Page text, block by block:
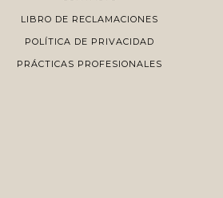
LIBRO DE RECLAMACIONES
POLÍTICA DE PRIVACIDAD
PRÁCTICAS PROFESIONALES